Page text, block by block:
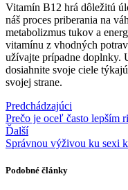
Vitamín B12 hrá dôležitú
náš proces priberania na
metabolizmus tukov a
vitamínu z vhodných
užívajte prípadne doplnky.
dosiahnite svoje ciele
svojej strane.
Predchádzajúci
Prečo je oceľ často lepším
Ďalší
Správnou výživou ku sexi
Podobné články